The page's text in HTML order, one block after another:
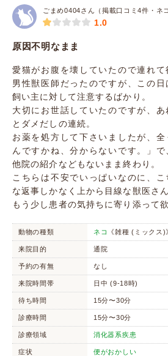
ごまめ0404さん（掲載口コミ4件・ネ
1.0
原因不明なまま
愛猫がお腹を壊していたので連れ
男性獣医師だったのですが、この
飼い主に対して注意するばかり。
大切にお世話していたのですが、
とダメだしの連続。
お薬を処方して下さいましたが、
んですかね、分からないです。」で
他院の紹介などもないまま終わり。
こちらは不安でいっぱいなのに、
な返事しかなく上から目線な獣医さん
もう少し患者の気持ちに寄り添って
動物の種類 ネコ 《雑種 (ミックス)
来院目的 通院
予約の有無 なし
来院時間帯 日中 (9-18時)
待ち時間 15分〜30分
診療時間 15分〜30分
診療領域 消化器系疾患
症状 便がおかしい